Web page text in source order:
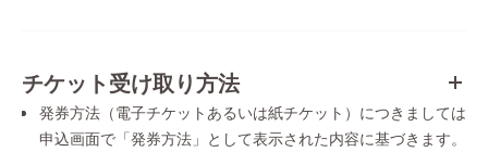
チケット受け取り方法
発券方法（電子チケットあるいは紙チケット）につきましては
申込画面で「発券方法」として表示された内容に基づきます。